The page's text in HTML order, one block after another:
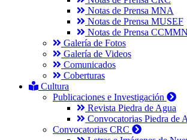
Notas de Prensa MNA
Notas de Prensa MUSEF
Notas de Prensa
Galería de Fotos
Galería de Videos
Comunicados
Coberturas
Cultura
Publicaciones e Investigación
Revista Piedra de Agua
Convocatorias Piedra de
Convocatorias CRC